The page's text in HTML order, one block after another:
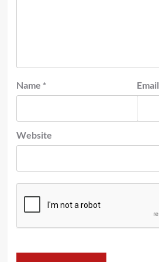
Name * Email
Website